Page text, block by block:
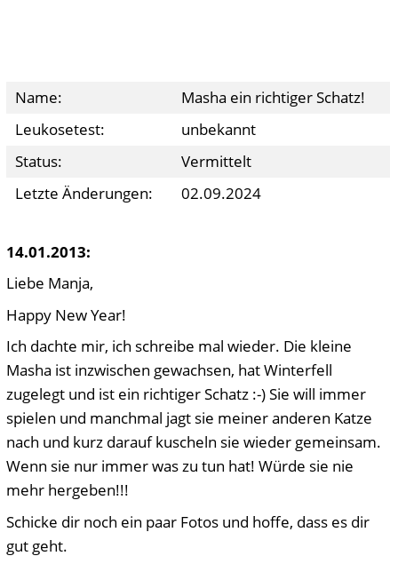
Name:
Masha ein richtiger Schatz!
Leukosetest:
unbekannt
Status:
Vermittelt
Letzte Änderungen:
02.09.2024
14.01.2013:
Liebe Manja,
Happy New Year!
Ich dachte mir, ich schreibe mal wieder. Die kleine
Masha ist inzwischen gewachsen, hat Winterfell
zugelegt und ist ein richtiger Schatz :-) Sie will immer
spielen und manchmal jagt sie meiner anderen Katze
nach und kurz darauf kuscheln sie wieder gemeinsam.
Wenn sie nur immer was zu tun hat! Würde sie nie
mehr hergeben!!!
Schicke dir noch ein paar Fotos und hoffe, dass es dir
gut geht.